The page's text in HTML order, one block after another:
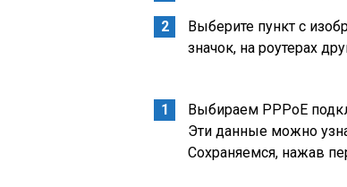
Выберите пункт с
значок, на роутерах
Выбираем PPPoE
Эти данные можно
Сохраняемся, нажав